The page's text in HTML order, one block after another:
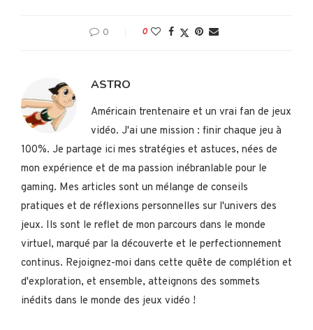
0 0
ASTRO
Américain trentenaire et un vrai fan de jeux
vidéo. J'ai une mission : finir chaque jeu à
100%. Je partage ici mes stratégies et astuces, nées de
mon expérience et de ma passion inébranlable pour le
gaming. Mes articles sont un mélange de conseils
pratiques et de réflexions personnelles sur l'univers des
jeux. Ils sont le reflet de mon parcours dans le monde
virtuel, marqué par la découverte et le perfectionnement
continus. Rejoignez-moi dans cette quête de complétion et
d'exploration, et ensemble, atteignons des sommets
inédits dans le monde des jeux vidéo !